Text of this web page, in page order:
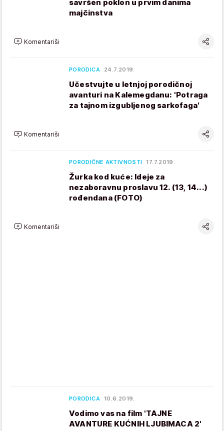
savršen poklon u prvim danima
majčinstva
Komentariši
PORODICA 24.7.2019.
Učestvujte u letnjoj porodičnoj
avanturi na Kalemegdanu: 'Potraga
za tajnom izgubljenog sarkofaga'
Komentariši
PORODIČNE AKTIVNOSTI 17.7.2019.
Žurka kod kuće: Ideje za
nezaboravnu proslavu 12. (13, 14...)
rođendana (FOTO)
Komentariši
PORODICA 10.6.2019.
Vodimo vas na film 'TAJNE
AVANTURE KUĆNIH LJUBIMACA 2'